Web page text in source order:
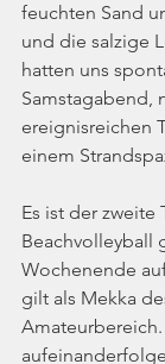
feuchten Sand
und die salzige
hatten uns
Samstagabend,
ereignisreichen
einem
Es ist der zweite
Beachvolleyball
Wochenende
gilt als Mekka